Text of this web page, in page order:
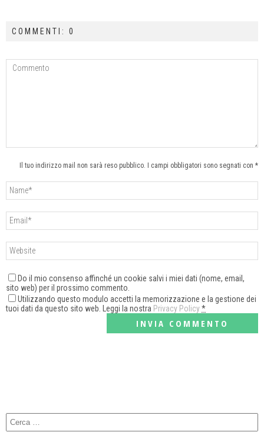
COMMENTI: 0
Il tuo indirizzo mail non sarà reso pubblico. I campi obbligatori sono segnati con *
Do il mio consenso affinché un cookie salvi i miei dati (nome, email,
sito web) per il prossimo commento.
Utilizzando questo modulo accetti la memorizzazione e la gestione dei
tuoi dati da questo sito web. Leggi la nostra Privacy Policy*